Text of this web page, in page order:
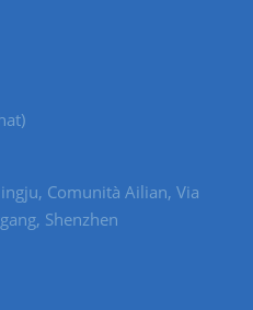
Comunità Ailian, Via
Shenzhen